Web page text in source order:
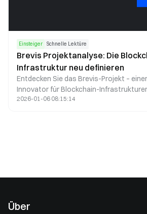
Einsteiger Schnelle Lektüre
Brevis Projektanalyse: Die
Infrastruktur neu definieren
Entdecken Sie das Brevis-Projekt –
Innovator für Blockchain-
Coprocessor-Technologie und einer
2026-01-06 08:15:14
Über